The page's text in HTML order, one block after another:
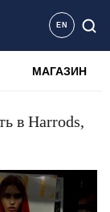
EN
МАГАЗИН
в Harrods,